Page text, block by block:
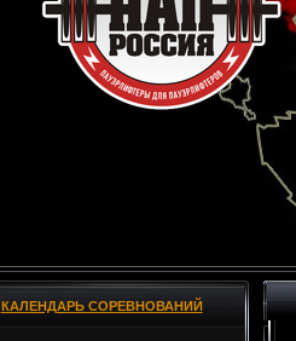
КАЛЕНДАРЬ СОРЕВНОВАНИЙ